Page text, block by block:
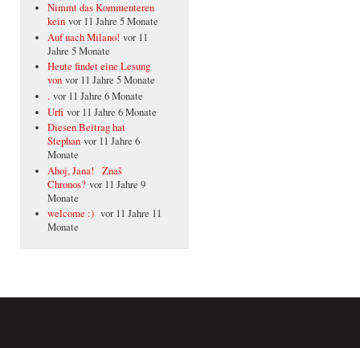
Nimmt das Kommenteren
kein vor 11 Jahre 5 Monate
Auf nach Milano! vor 11
Jahre 5 Monate
Heute findet eine Lesung
von vor 11 Jahre 5 Monate
. vor 11 Jahre 6 Monate
Urfi vor 11 Jahre 6 Monate
Diesen Beitrag hat
Stephan vor 11 Jahre 6
Monate
Ahoj, Jana! Znaš
Chronos? vor 11 Jahre 9
Monate
welcome :) vor 11 Jahre 11
Monate